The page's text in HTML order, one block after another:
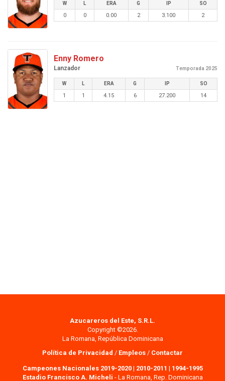
W L ERA G IP SO
0 0 0.00 2 3.100 2
Enny Romero
Lanzador Temporada 2025
W L ERA G IP SO
1 1 4.15 6 27.200 14
Azucareros del Este, S.R.L.
Copyright ©2026.
La Romana, República Dominicana
Política de Privacidad / Empleos / Contactar
Campeones Nacionales 2019-2020| 2010-2011 | 1994-1995
Estadio Francisco A. Micheli - La Romana, Rep. Dominicana